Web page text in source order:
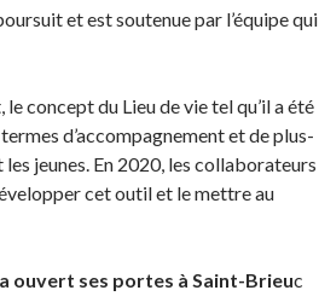
et est soutenue par l’équipe qui
concept du Lieu de vie tel qu’il a été
d’accompagnement et de plus-
jeunes. En 2020, les collaborateurs
cet outil et le mettre au
ouvert ses portes à Saint-Brieuc